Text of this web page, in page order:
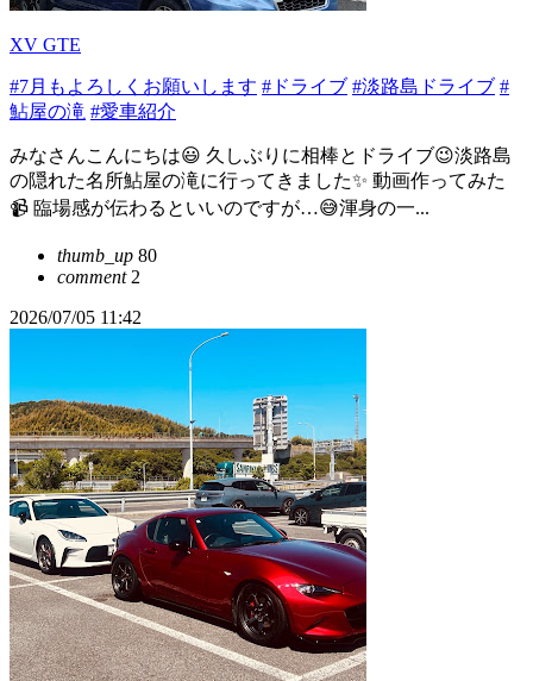
XV GTE
#7月もよろしくお願いします #ドライブ #淡路島ドライブ #
鮎屋の滝 #愛車紹介
みなさんこんにちは😃 久しぶりに相棒とドライブ😉淡路島
の隠れた名所鮎屋の滝に行ってきました✨ 動画作ってみた
📹️ 臨場感が伝わるといいのですが…😅渾身の一...
thumb_up 80
comment2
2026/07/05 11:42